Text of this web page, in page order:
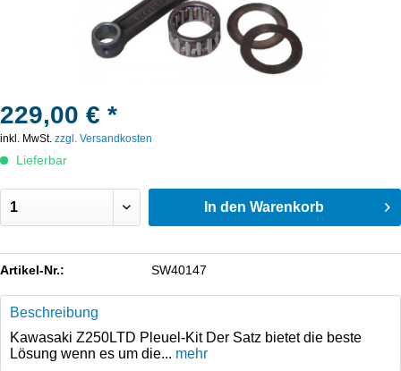
229,00 € *
inkl. MwSt. zzgl. Versandkosten
Lieferbar
In den Warenkorb
Artikel-Nr.: SW40147
Beschreibung
Kawasaki Z250LTD Pleuel-Kit Der Satz bietet die beste
Lösung wenn es um die... mehr